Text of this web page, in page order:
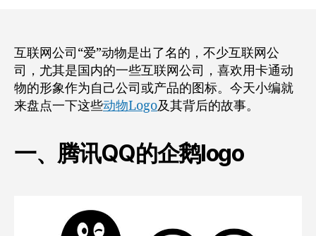
互联网公司“爱”动物是出了名的，不少互联网公
司，尤其是国内的一些互联网公司，喜欢用卡通动
物的形象作为自己公司或产品的图标。今天小编就
来盘点一下这些动物Logo及其背后的故事。
一、腾讯QQ的企鹅logo